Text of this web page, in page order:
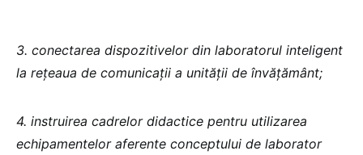
3. conectarea dispozitivelor din laboratorul inteligent
la rețeaua de comunicații a unității de învățământ;
4. instruirea cadrelor didactice pentru utilizarea
echipamentelor aferente conceptului de laborator